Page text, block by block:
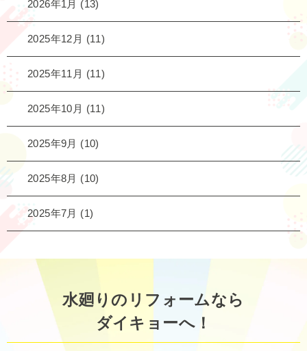
2026年1月 (13)
2025年12月 (11)
2025年11月 (11)
2025年10月 (11)
2025年9月 (10)
2025年8月 (10)
2025年7月 (1)
水廻りのリフォームなら
ダイキョーへ！